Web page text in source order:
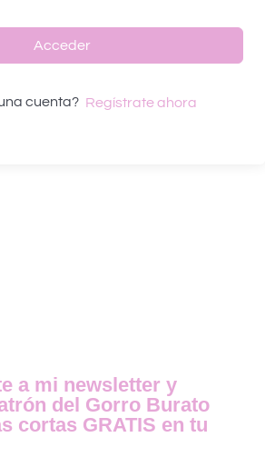
Acceder
cuenta? Regístrate ahora
a mi newsletter y
del Gorro Burato
cortas GRATIS en tu